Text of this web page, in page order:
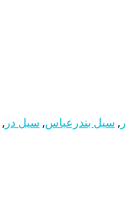
, سیل بندرعباس, سیل در ,